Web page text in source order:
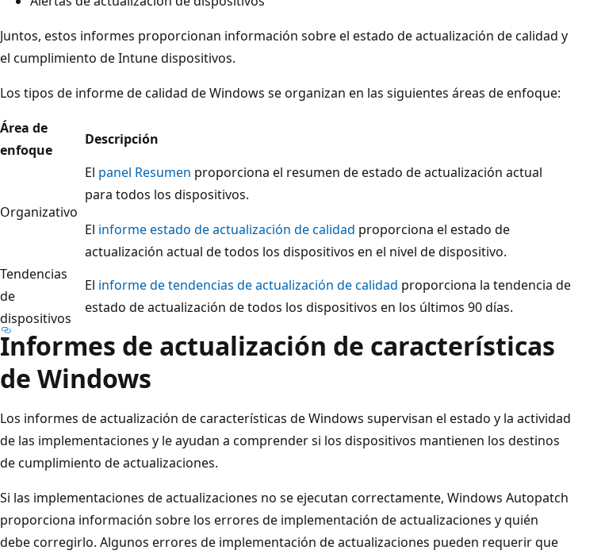
Juntos, estos informes proporcionan información sobre el estado de actualización de calidad y
el cumplimiento de Intune dispositivos.
Los tipos de informe de calidad de Windows se organizan en las siguientes áreas de enfoque:
Área de
enfoque
Descripción
Organizativo
El panel Resumen proporciona el resumen de estado de actualización actual
para todos los dispositivos.
El informe estado de actualización de calidad proporciona el estado de
actualización actual de todos los dispositivos en el nivel de dispositivo.
Tendencias
de
dispositivos
El informe de tendencias de actualización de calidad proporciona la tendencia de
estado de actualización de todos los dispositivos en los últimos 90 días.
Informes de actualización de características
de Windows
Los informes de actualización de características de Windows supervisan el estado y la actividad
de las implementaciones y le ayudan a comprender si los dispositivos mantienen los destinos
de cumplimiento de actualizaciones.
Si las implementaciones de actualizaciones no se ejecutan correctamente, Windows Autopatch
proporciona información sobre los errores de implementación de actualizaciones y quién
debe corregirlo. Algunos errores de implementación de actualizaciones pueden requerir que